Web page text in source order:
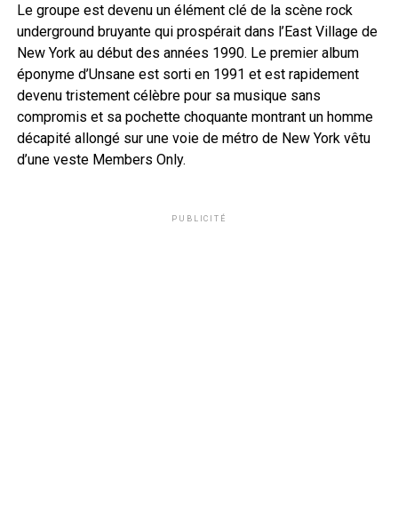
Le groupe est devenu un élément clé de la scène rock
underground bruyante qui prospérait dans l’East Village de
New York au début des années 1990. Le premier album
éponyme d’Unsane est sorti en 1991 et est rapidement
devenu tristement célèbre pour sa musique sans
compromis et sa pochette choquante montrant un homme
décapité allongé sur une voie de métro de New York vêtu
d’une veste Members Only.
PUBLICITÉ